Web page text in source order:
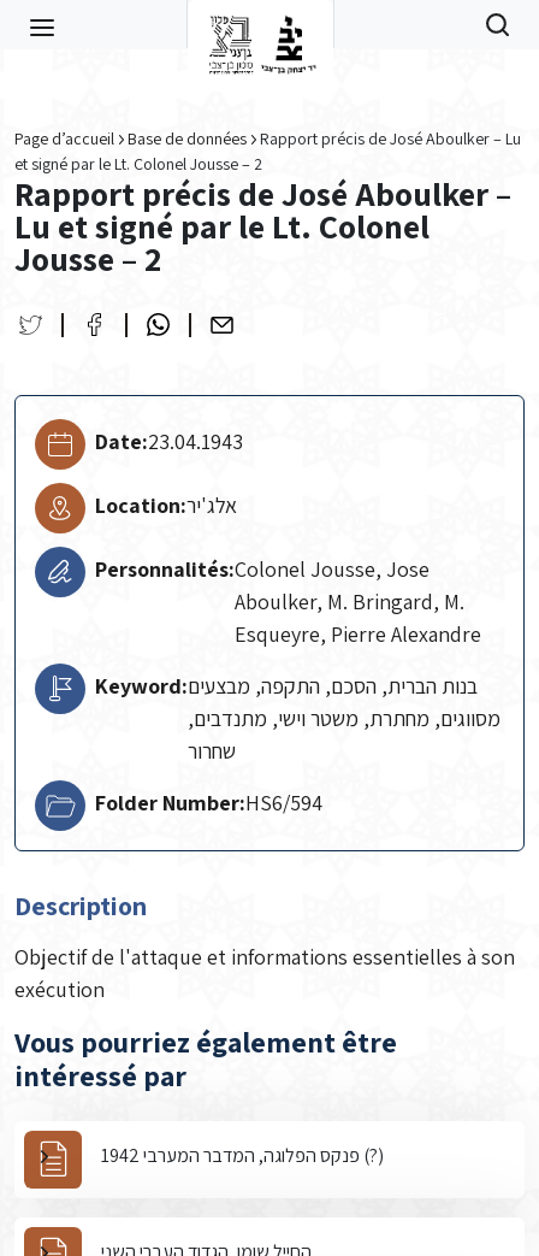
Page d’accueil Base de données
Rapport précis de José Aboulker – Lu
et signé par le Lt. Colonel Jousse – 2
Rapport précis de José Aboulker –
Lu et signé par le Lt. Colonel
Jousse – 2
Date:23.04.1943
Location:אלג'יר
Personnalités:Colonel Jousse, Jose
Aboulker, M. Bringard, M.
Esqueyre, Pierre Alexandre
Keyword:בנות הברית, הסכם, התקפה, מבצעים
מסווגים, מחתרת, משטר וישי, מתנדבים,
שחרור
Folder Number:HS6/594
Description
Objectif de l'attaque et informations essentielles à son
exécution
Vous pourriez également être
intéressé par
פנקס הפלוגה, המדבר המערבי 1942 (?)